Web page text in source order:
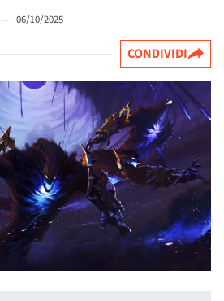
— 06/10/2025
CONDIVIDI